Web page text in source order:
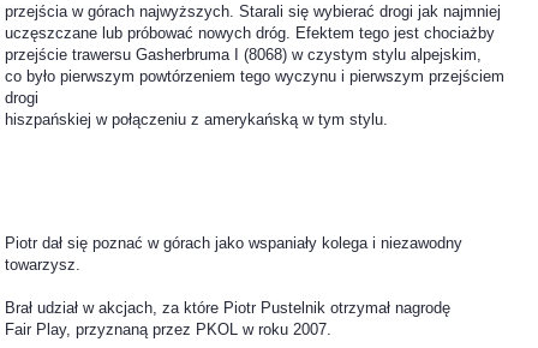
przejścia w górach najwyższych. Starali się wybierać drogi jak najmniej
uczęszczane lub próbować nowych dróg. Efektem tego jest chociażby
przejście trawersu Gasherbruma I (8068) w czystym stylu alpejskim,
co było pierwszym powtórzeniem tego wyczynu i pierwszym przejściem
drogi
hiszpańskiej w połączeniu z amerykańską w tym stylu.
Piotr dał się poznać w górach jako wspaniały kolega i niezawodny
towarzysz.
Brał udział w akcjach, za które Piotr Pustelnik otrzymał nagrodę
Fair Play, przyznaną przez PKOL w roku 2007.